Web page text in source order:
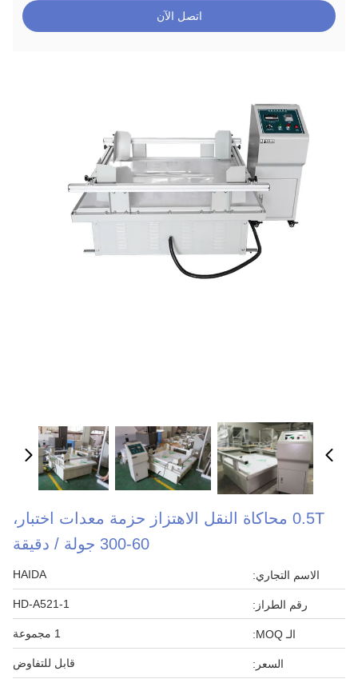
اتصل الآن
0.5T محاكاة النقل الاهتزاز حزمة معدات اختبار،
60-300 جولة / دقيقة
الاسم التجاري: HAIDA
رقم الطراز: HD-A521-1
الـ MOQ: 1 مجموعة
السعر: قابل للتفاوض